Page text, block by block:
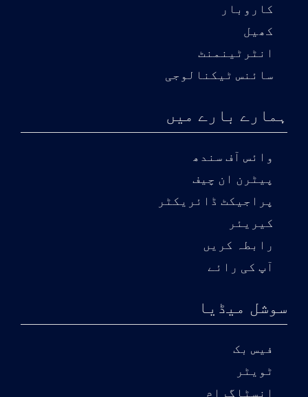
کاروبار
کھیل
انٹرٹینمنٹ
سائنس ٹیکنالوجی
ہمارے بارے میں
وائس آف سندھ
پیٹرن ان چیف
پراجیکٹ ڈائریکٹر
کیریئر
رابطہ کریں
آپ کی رائے
سوشل میڈیا
فیس بک
ٹویٹر
انسٹاگرام